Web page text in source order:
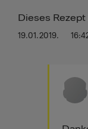
19.01.2019.
Dieses